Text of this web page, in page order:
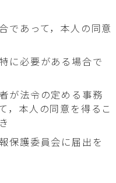
であって，本人の同意
に必要がある場合で
が法令の定める事務
，本人の同意を得るこ
保護委員会に届出を